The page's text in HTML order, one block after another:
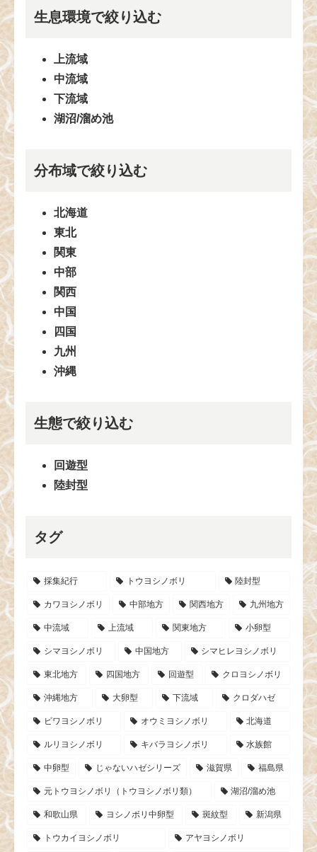
生息環境で絞り込む
上流域
中流域
下流域
湖沼/溜め池
分布域で絞り込む
北海道
東北
関東
中部
関西
中国
四国
九州
沖縄
生態で絞り込む
回遊型
陸封型
タグ
採集紀行 トウヨシノボリ 陸封型
カワヨシノボリ 中部地方 関西地方 九州地方
中流域 上流域 関東地方 小卵型
シマヨシノボリ 中国地方 シマヒレヨシノボリ
東北地方 四国地方 回遊型 クロヨシノボリ
沖縄地方 大卵型 下流域 クロダハゼ
ビワヨシノボリ オウミヨシノボリ 北海道
ルリヨシノボリ キバラヨシノボリ 水族館
中卵型 じゃないハゼシリーズ 滋賀県 福島県
元トウヨシノボリ（トウヨシノボリ類） 湖沼/溜め池
和歌山県 ヨシノボリ中卵型 斑紋型 新潟県
トウカイヨシノボリ アヤヨシノボリ